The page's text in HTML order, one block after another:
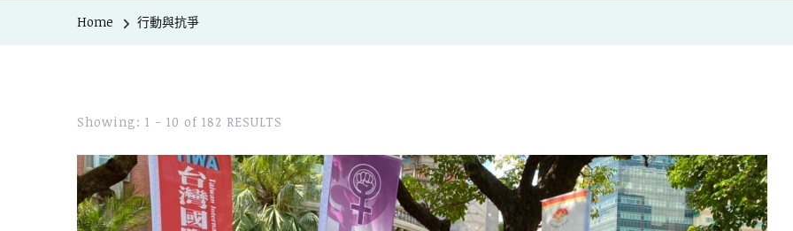
Home 行動與抗爭
Showing: 1 - 10 of 182 RESULTS